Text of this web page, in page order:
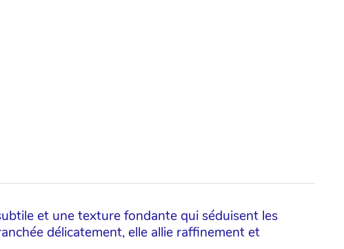
et une texture fondante qui séduisent les
délicatement, elle allie raffinement et